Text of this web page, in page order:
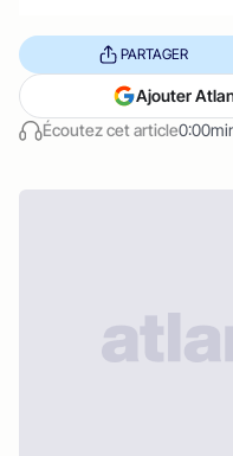
Écoutez cet article
PARTAGER
Ajouter